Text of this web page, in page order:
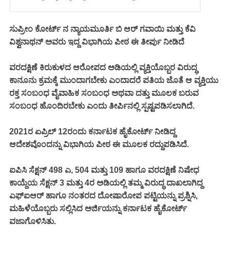
ಸುಪ್ರೀಂ ಕೋರ್ಟ್ ನ ನ್ಯಾಯಮೂರ್ತಿ ಬಿ ಆರ್ ಗವಾಯಿ ಮತ್ತು ಕೆವಿ
ವಿಶ್ವನಾಥನ್ ಅವರು ಇದ್ದ ವಿಭಾಗಿಯ ಪೀಠ ಈ ತೀರ್ಪು ನೀಡಿದೆ
ವರದಕ್ಷಿಣೆ ಕಿರುಕುಳದ ಆರೋಪದ ಅಡಿಯಲ್ಲಿ ವ್ಯಕ್ತಿಯೊಬ್ಬರ ವಿರುದ್ಧ
ಕಾನೂನು ಕ್ರಮಕ್ಕೆ ಮುಂದಾಗಬೇಕು ಎಂದಾದರೆ ಪತಿಯ ಜೊತೆ ಆ ವ್ಯಕ್ತಿಯು
ರಕ್ತ ಸಂಬಂಧ ವೈವಾಹಿಕ ಸಂಬಂಧ ಅಥವಾ ದತ್ತು ಮೂಲಕ ಬರುವ
ಸಂಬಂಧ ಹೊಂದಿರಬೇಕು ಎಂದು ತೀರ್ಪಿನಲ್ಲಿ ಸ್ಪಷ್ಟಪಡಿಸಲಾಗಿದೆ.
2021ರ ಏಪ್ರಿಲ್ 12ರಂದು ಕರ್ನಾಟಕ ಹೈಕೋರ್ಟ್ ನೀಡಿದ್ದ
ಆದೇಶವೊಂದನ್ನು ವಿಭಾಗಿಯ ಪೀಠ ಈ ಮೂಲಕ ರದ್ದುಪಡಿಸಿದೆ.
ಐಪಿಸಿ ಸೆಕ್ಷನ್ 498 ಎ, 504 ಮತ್ತು 109 ಹಾಗೂ ವರದಕ್ಷಿಣೆ ನಿಷೇಧ
ಕಾಯ್ದೆಯ ಸೆಕ್ಷನ್ 3 ಮತ್ತು 4ರ ಅಡಿಯಲ್ಲಿ ತಮ್ಮ ವಿರುದ್ಧ ದಾಖಲಾಗಿದ್ದ
ಎಫ್ಐಆರ್ ಹಾಗೂ ನಂತರದ ದೋಷಾರೋಪ ಪಟ್ಟಿಯನ್ನು ಪ್ರಶ್ನಿಸಿ,
ಮಹಿಳೆಯೊಬ್ಬರು ಸಲ್ಲಿಸಿದ ಅರ್ಜಿಯನ್ನು ಕರ್ನಾಟಕ ಹೈಕೋರ್ಟ್
ವಜಾಗೊಳಿಸಿತು.